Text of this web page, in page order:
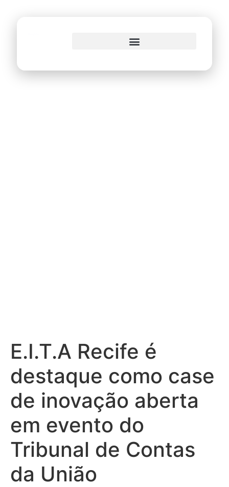
E.I.T.A Recife é
destaque como case
de inovação aberta
em evento do
Tribunal de Contas
da União